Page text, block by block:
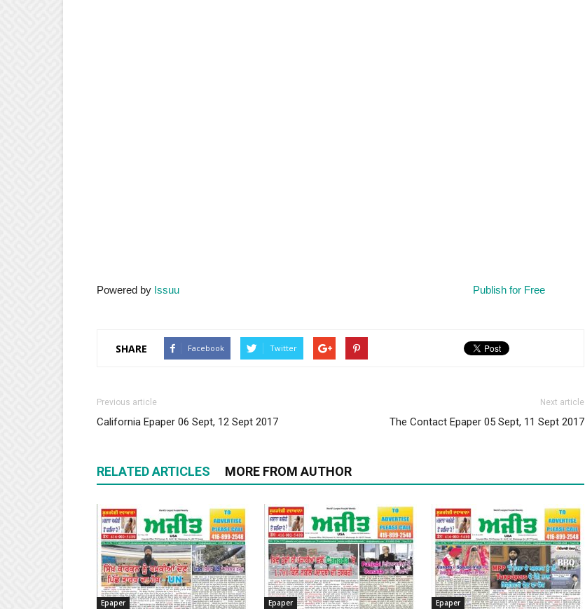
Powered by Issuu Publish for Free
SHARE Facebook Twitter
Previous article
California Epaper 06 Sept, 12 Sept 2017
Next article
The Contact Epaper 05 Sept, 11 Sept 2017
RELATED ARTICLES MORE FROM AUTHOR
Epaper Epaper Epaper